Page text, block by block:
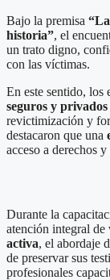
Bajo la premisa
historia”, el
un trato digno,
con las víctimas.
En este sentido, los
seguros y privados
revictimización y
destacaron que una
acceso a derechos
Durante la
atención integral de
activa, el abordaje
de preservar sus
profesionales